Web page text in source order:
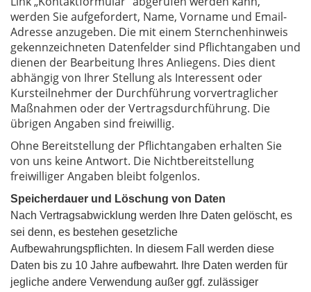
werden Sie aufgefordert, Name, Vorname und Email-
Adresse anzugeben. Die mit einem Sternchenhinweis
gekennzeichneten Datenfelder sind Pflichtangaben und
dienen der Bearbeitung Ihres Anliegens. Dies dient
abhängig von Ihrer Stellung als Interessent oder
Kursteilnehmer der Durchführung vorvertraglicher
Maßnahmen oder der Vertragsdurchführung. Die
übrigen Angaben sind freiwillig.
Ohne Bereitstellung der Pflichtangaben erhalten Sie
von uns keine Antwort. Die Nichtbereitstellung
freiwilliger Angaben bleibt folgenlos.
Speicherdauer und Löschung von Daten
Nach Vertragsabwicklung werden Ihre Daten gelöscht, es
sei denn, es bestehen gesetzliche
Aufbewahrungspflichten. In diesem Fall werden diese
Daten bis zu 10 Jahre aufbewahrt. Ihre Daten werden für
jegliche andere Verwendung außer ggf. zulässiger